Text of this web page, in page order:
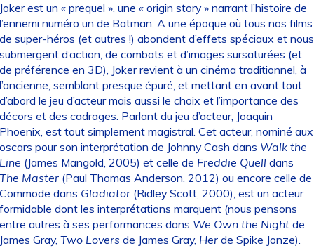
est un « prequel », une « origin story » narrant l’histoire de
numéro un de Batman. A une époque où tous nos films
super-héros (et autres !) abondent d’effets spéciaux et nous
d’action, de combats et d’images sursaturées (et
préférence en 3D), Joker revient à un cinéma traditionnel, à
semblant presque épuré, et mettant en avant tout
le jeu d’acteur mais aussi le choix et l’importance des
et des cadrages. Parlant du jeu d’acteur, Joaquin
est tout simplement magistral. Cet acteur, nominé aux
pour son interprétation de Johnny Cash dans Walk the
(James Mangold, 2005) et celle de Freddie Quell dans
Master (Paul Thomas Anderson, 2012) ou encore celle de
dans Gladiator (Ridley Scott, 2000), est un acteur
dont les interprétations marquent (nous pensons
autres à ses performances dans We Own the Night de
Gray, Two Lovers de James Gray, Her de Spike Jonze).